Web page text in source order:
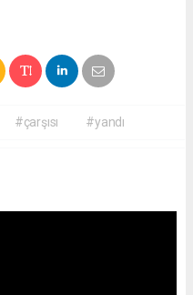
#çarşısı #yandı